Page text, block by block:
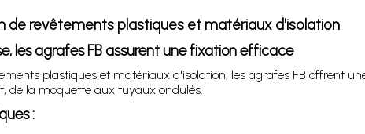
de revêtements plastiques et matériaux d'isolation
les agrafes FB assurent une fixation efficace
plastiques et matériaux d'isolation, les agrafes FB offrent
de la moquette aux tuyaux ondulés.
: